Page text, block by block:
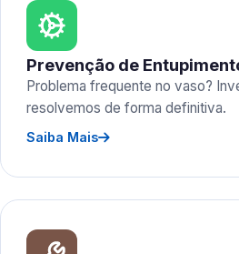
Prevenção de
Problema frequente no vaso?
resolvemos de forma definitiva.
Saiba Mais